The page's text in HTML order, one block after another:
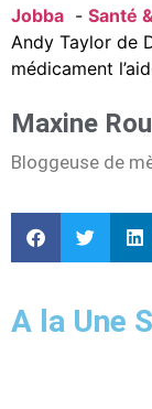
Jobba
Santé
Andy Taylor de
médicament
Maxine
Bloggeuse de
A la Une